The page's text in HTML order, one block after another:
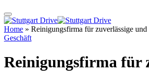
Home » Reinigungsfirma für zuverlässige
Geschäft
Reinigungsfirma für